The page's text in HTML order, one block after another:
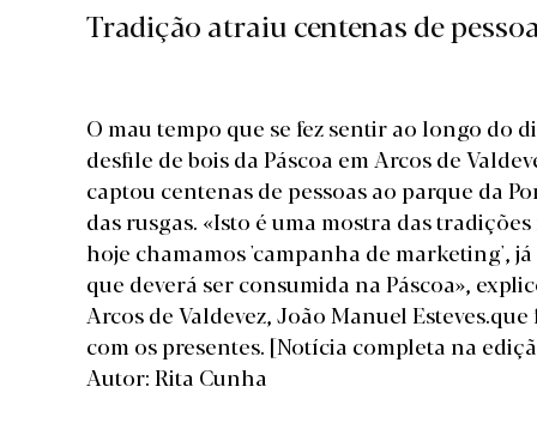
Tradição atraiu centenas de
O mau tempo que se fez sentir ao longo do
desfile de bois da Páscoa em Arcos de
captou centenas de pessoas ao parque da
das rusgas. «Isto é uma mostra das
hoje chamamos 'campanha de marketing',
que deverá ser consumida na Páscoa»,
Arcos de Valdevez, João Manuel
com os presentes. [Notícia completa na
Autor: Rita Cunha